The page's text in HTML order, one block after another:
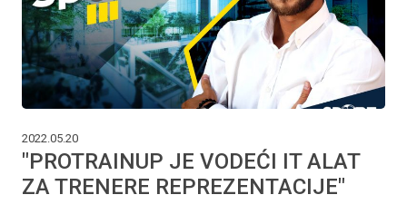
2022.05.20
"PROTRAINUP JE VODEĆI IT ALAT
ZA TRENERE REPREZENTACIJE"